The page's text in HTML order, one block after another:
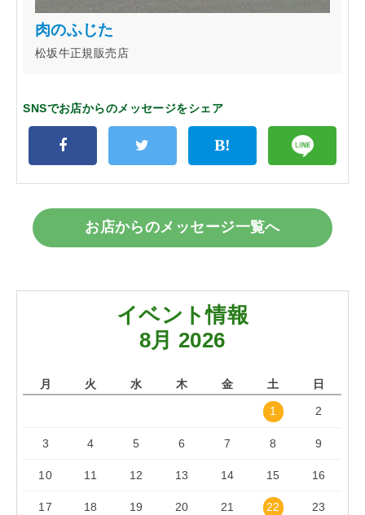
肉のふじた
松坂牛正規販売店
SNSでお店からのメッセージをシェア
お店からのメッセージ一覧へ
イベント情報
8月 2026
月 火 水 木 金 土 日
1 2
3 4 5 6 7 8 9
10 11 12 13 14 15 16
17 18 19 20 21 22 23